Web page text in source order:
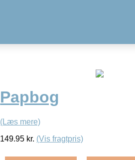
Papbog
(Læs mere)
149.95 kr. (Vis fragtpris)